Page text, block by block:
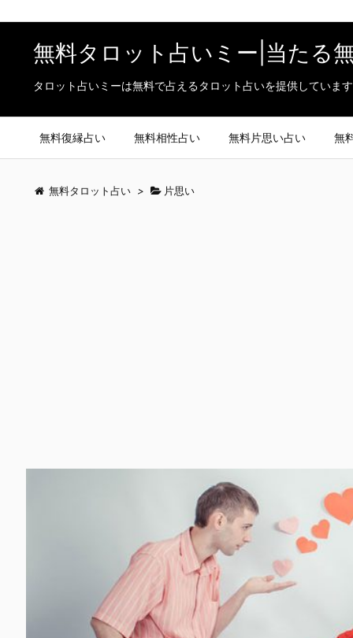
無料タロット占いミー|当たる
タロット占いミーは無料で占えるタロット占いを提供していま
無料復縁占い 無料相性占い 無料片思い占い 無
無料タロット占い > 片思い